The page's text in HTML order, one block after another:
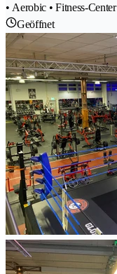
• Aerobic • Fitness-Center
Geöffnet